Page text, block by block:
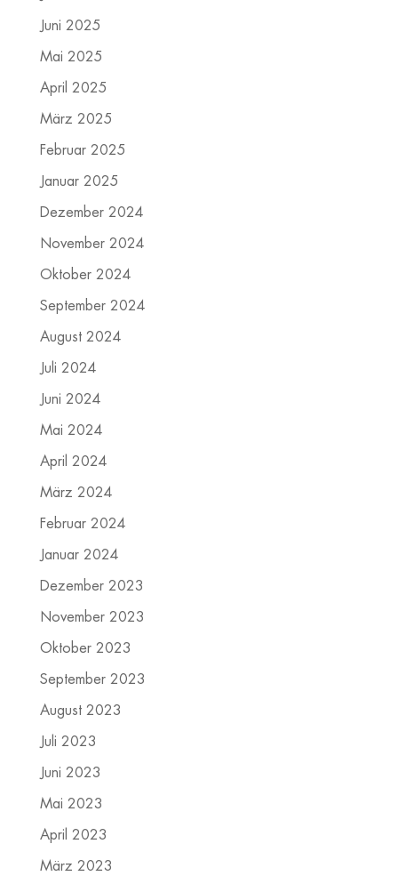
Juni 2025
Mai 2025
April 2025
März 2025
Februar 2025
Januar 2025
Dezember 2024
November 2024
Oktober 2024
September 2024
August 2024
Juli 2024
Juni 2024
Mai 2024
April 2024
März 2024
Februar 2024
Januar 2024
Dezember 2023
November 2023
Oktober 2023
September 2023
August 2023
Juli 2023
Juni 2023
Mai 2023
April 2023
März 2023